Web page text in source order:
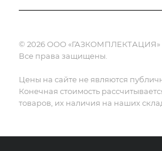
© 2026 ООО «ГАЗКОМПЛЕКТАЦИЯ»
Все права защищены.
Цены на сайте не являются
Конечная стоимость
товаров, их наличия на наших